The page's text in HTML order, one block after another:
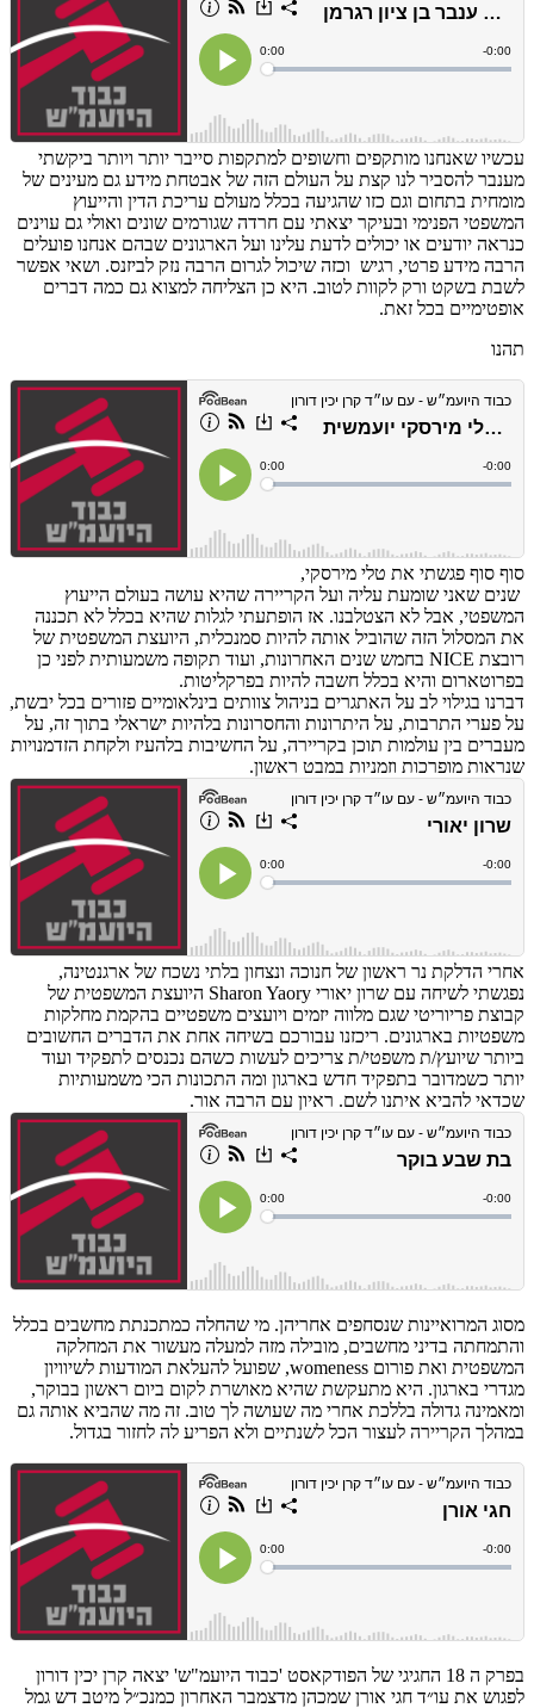
עכשיו שאנחנו מותקפים וחשופים למתקפות סייבר יותר ויותר ביקשתי
מענבר להסביר לנו קצת על העולם הזה של אבטחת מידע גם מעינים של
מומחית בתחום וגם כזו שהגיעה בכלל מעולם עריכת הדין והייעוץ
המשפטי הפנימי ובעיקר יצאתי עם חרדה שגורמים שונים ואולי גם עוינים
כנראה יודעים או יכולים לדעת עלינו ועל הארגונים שבהם אנחנו פועלים
הרבה מידע פרטי, רגיש וכזה שיכול לגרום הרבה נזק לביזנס. ושאי אפשר
לשבת בשקט ורק לקוות לטוב. היא כן הצליחה למצוא גם כמה דברים
אופטימיים בכל זאת.
תהנו
סוף סוף פגשתי את טלי מירסקי,
שנים שאני שומעת עליה ועל הקריירה שהיא עושה בעולם הייעוץ
המשפטי, אבל לא הצטלבנו. אז הופתעתי לגלות שהיא בכלל לא תכננה
את המסלול הזה שהוביל אותה להיות סמנכלית, היועצת המשפטית של
רובצת NICE בחמש שנים האחרונות, ועוד תקופה משמעותית לפני כן
בפרוטארום והיא בכלל חשבה להיות בפרקליטות.
דברנו בגילוי לב על האתגרים בניהול צוותים בינלאומיים פזורים בכל יבשת,
על פערי התרבות, על היתרונות והחסרונות בלהיות ישראלי בתוך זה, על
מעברים בין עולמות תוכן בקריירה, על החשיבות בלהעיז ולקחת הזדמנויות
שנראות מופרכות וזמניות במבט ראשון.
אחרי הדלקת נר ראשון של חנוכה ונצחון בלתי נשכח של ארגנטינה,
נפגשתי לשיחה עם שרון יאורי Sharon Yaory היועצת המשפטית של
קבוצת פריוריטי שגם מלווה יזמים ויועצים משפטיים בהקמת מחלקות
משפטיות בארגונים. ריכזנו עבורכם בשיחה אחת את הדברים החשובים
ביותר שיועץ/ת משפטי/ת צריכים לעשות כשהם נכנסים לתפקיד ועוד
יותר כשמדובר בתפקיד חדש בארגון ומה התכונות הכי משמעותיות
שכדאי להביא איתנו לשם. ראיון עם הרבה אור.
מסוג המרואיינות שנסחפים אחריהן. מי שהחלה כמתכנתת מחשבים בכלל
והתמחתה בדיני מחשבים, מובילה מזה למעלה מעשור את המחלקה
המשפטית ואת פורום womeness, שפועל להעלאת המודעות לשיוויון
מגדרי בארגון. היא מתעקשת שהיא מאושרת לקום ביום ראשון בבוקר,
ומאמינה גדולה בללכת אחרי מה שעושה לך טוב. זה מה שהביא אותה גם
במהלך הקריירה לעצור הכל לשנתיים ולא הפריע לה לחזור בגדול.
בפרק ה 18 החגיגי של הפודקאסט 'כבוד היועמ"ש' יצאה קרן יכין דורון
לפגוש את עו״ד חגי אורן שמכהן מדצמבר האחרון כמנכ״ל מיטב דש גמל